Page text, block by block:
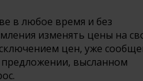
в любое время и без
изменять цены на
цен, уже
высланном